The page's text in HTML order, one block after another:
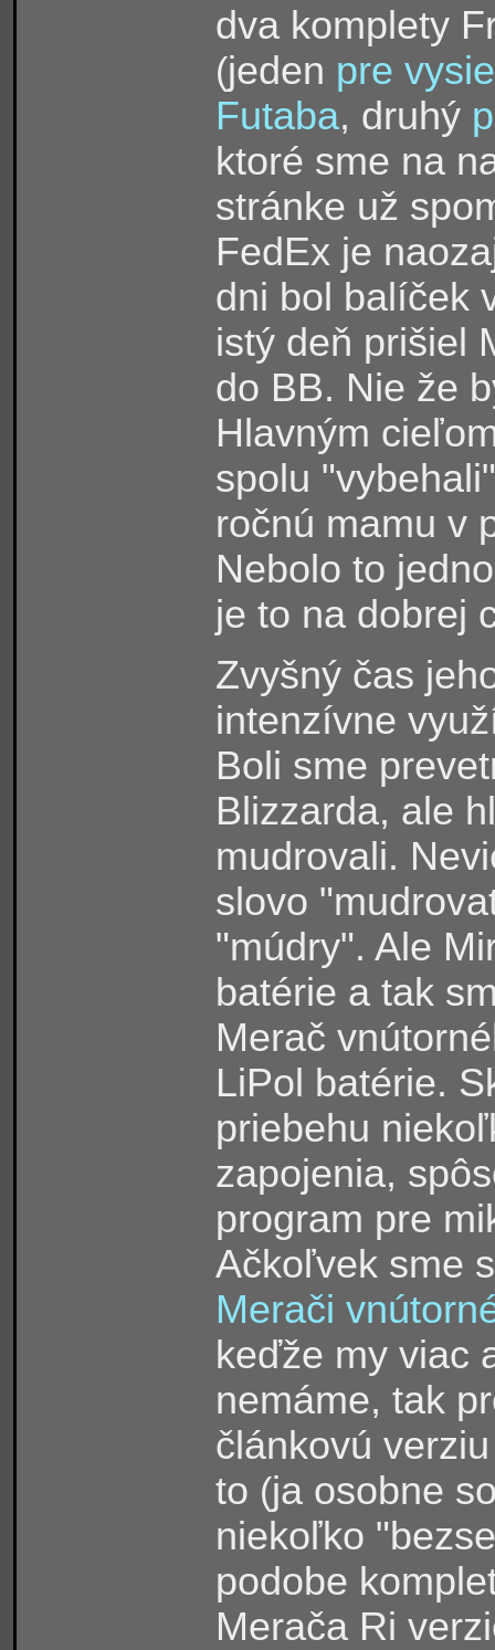
dva komplety
(jeden pre
Futaba, druhý
ktoré sme na
stránke už
FedEx je
dni bol balíček
istý deň prišiel
do BB. Nie že
Hlavným
spolu
ročnú mamu v
Nebolo to
je to na dobrej
Zvyšný čas
intenzívne
Boli sme
Blizzarda, ale
mudrovali.
slovo
"múdry". Ale
batérie a tak
Merač
LiPol batérie.
priebehu
zapojenia,
program pre
Ačkoľvek sme
Merači
keďže my viac
nemáme, tak
článkovú
to (ja osobne
niekoľko
podobe
Merača Ri